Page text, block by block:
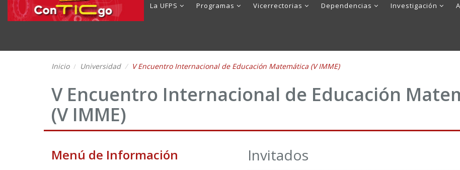
La UFPS Programas Vicerrectorias Dependencias Investigación
Inicio Universidad V Encuentro Internacional de Educación Matemática (V IMME)
V Encuentro Internacional de Educación
(V IMME)
Menú de Información Invitados